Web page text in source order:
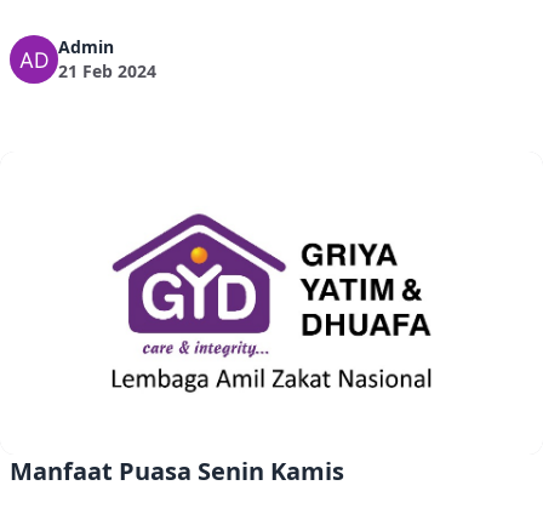
Admin
21 Feb 2024
Manfaat Puasa Senin Kamis